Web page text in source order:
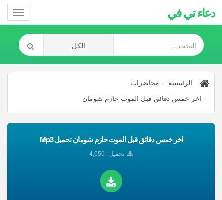
دعاء تي في
الرئيسية
محاضرات
اخر خمس دقائق قبل الموت حازم شومان
اخر خمس دقائق قبل الموت حازم شومان تحميل Mp3
تحميل : 4,050